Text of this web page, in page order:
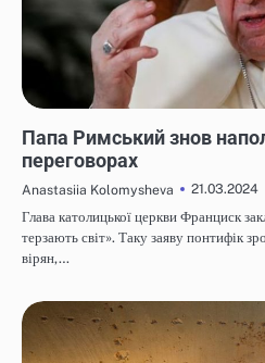
Папа Римський знов
переговорах
Anastasiia Kolomysheva
21.03.2024
Глава католицької церкви Франциск
терзають світ». Таку заяву понтифік
вірян,…